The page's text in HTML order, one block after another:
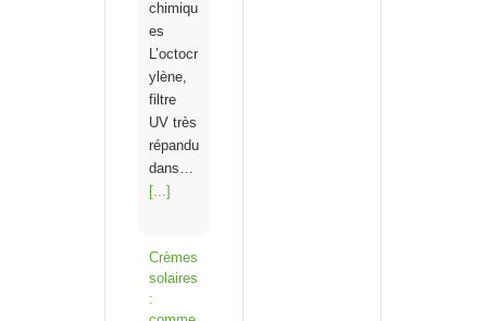
chimiqu
es
L’octocr
ylène,
filtre
UV très
répandu
dans…
[...]
Crèmes
solaires
: